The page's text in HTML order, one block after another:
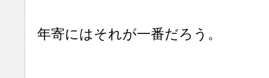
年寄にはそれが一番だろう。